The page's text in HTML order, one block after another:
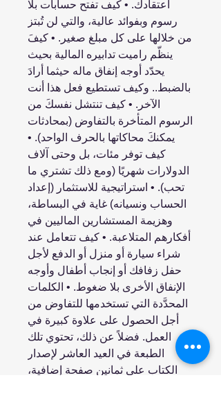
اعتقادك. • كيف تفتح حسابات بلا
رسوم وبفوائد عالية، والتي لن تُبتز
من خلالها على كل مبلغ صغير. • كيفَ
ينظّم راميت تدابيره المالية بحيث
يحدّد أوجه إنفاق ماله حيثما أرادَ
بالضبط.. وكيف تستطيع فعل هذا أنت
الآخر. • كيف تنتشل نفسكَ من
الرسوم المتأخرة بالتفاوض (بمحادثات
يمكنكَ محاكاتها بالحرف الواحد). •
كيف توفر مئات، بل وحتى آلاف
الدولارات شهريًا (ومع ذلك تشتري ما
تحب). • استراتيجية للاستثمار (إعداد
الحساب ونسيانه) غاية في البساطة،
وهزيمة المستشارين الماليين في
أفكارهم المتلاعبة. • كيف تتعامل عند
شراء سيارة أو منزل أو الدفع لأجل
حفل زفافك أو إنجاب أطفال وأوجه
الإنفاق الأخرى بلا ضغوط. • الكلمات
المحدَّدة التي تستخدمها للتفاوض من
أجل الحصول على علاوة كبيرة في
العمل. فضلاً عن ذلك، تحتوي تلك
الطبعة في العيد العاشر لإصدار
الكتاب على ثمانين صفحة إضافية،